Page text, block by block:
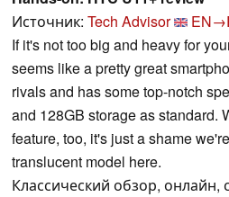
Источник: Tech Advisor
If it's not too big and heavy for
seems like a pretty great
rivals and has some top-notch
and 128GB storage as standard.
feature, too, it's just a shame
translucent model here.
Классический обзор, онлайн,